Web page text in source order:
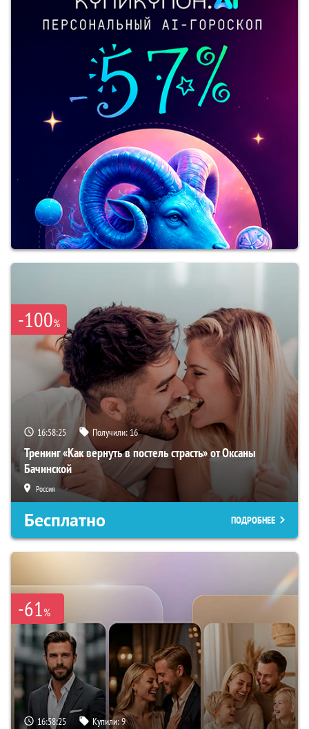
-100%
16:58:24 Получили:16
Тренинг «Как вернуть в постель страсть» от Оксаны
Бачинской
Россия
Бесплатно ПОДРОБНЕЕ
-61%
16:58:24 Купили:9